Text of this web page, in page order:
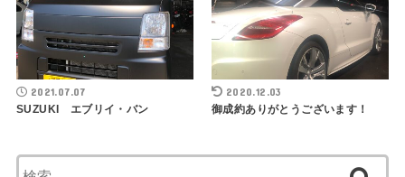
2021.07.07
SUZUKI エブリイ・バン
2020.12.03
御成約ありがとうございます！